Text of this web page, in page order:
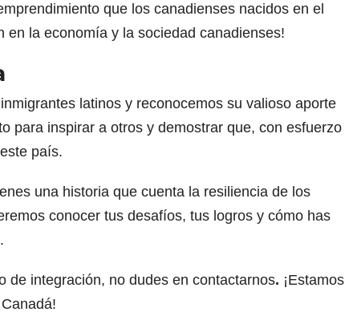
que los canadienses nacidos en el
en la economía y la sociedad canadienses!
latinos y reconocemos su valioso aporte
para inspirar a otros y demostrar que, con esfuerzo
país.
una historia que cuenta la resiliencia de los
conocer tus desafíos, tus logros y cómo has
de integración, no dudes en contactarnos. ¡Estamos